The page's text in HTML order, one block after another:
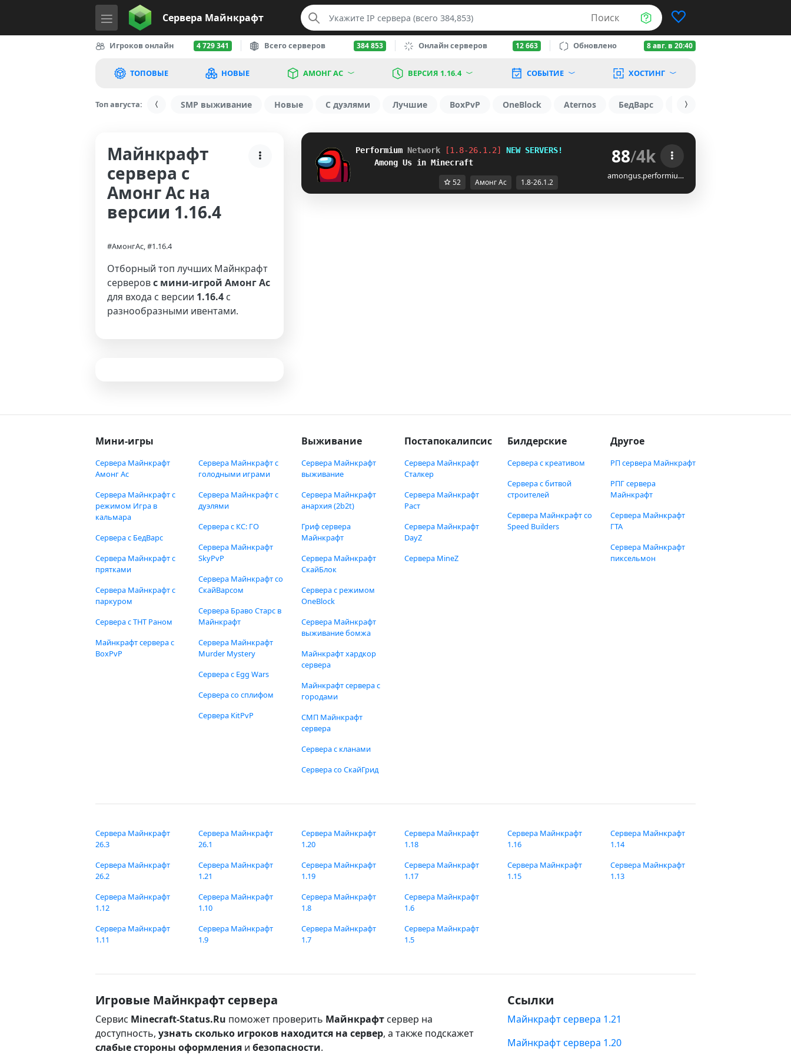
Сервера Майнкрафт Поиск
Игроков онлайн 4 729 341 Всего серверов 384 853 Онлайн серверов 12 663 Обновлено 8 авг. в 20:40
ТОПОВЫЕ НОВЫЕ АМОНГ АС ВЕРСИЯ 1.16.4 СОБЫТИЕ ХОСТИНГ
Топ августа: SMP выживание Новые С дуэлями Лучшие BoxPvP OneBlock Aternos БедВарс 1.19.3
Майнкрафт
сервера с
Амонг Ас на
версии 1.16.4
#АмонгАс, #1.16.4
Отборный топ лучших Майнкрафт
серверовс мини-игрой Амонг Ас
для входа с версии 1.16.4 с
разнообразными ивентами.
Performium Network [1.8-26.1.2] NEW SERVERS!
Among Us in Minecraft
88/4k
amongus.performiu…
52 Амонг Ас 1.8-26.1.2
Мини-игры
Сервера Майнкрафт
Амонг Ас
Сервера Майнкрафт с
режимом Игра в
кальмара
Сервера с БедВарс
Сервера Майнкрафт с
прятками
Сервера Майнкрафт с
паркуром
Сервера с ТНТ Раном
Майнкрафт сервера с
BoxPvP
Сервера Майнкрафт с
голодными играми
Сервера Майнкрафт с
дуэлями
Сервера с КС: ГО
Сервера Майнкрафт
SkyPvP
Сервера Майнкрафт со
СкайВарсом
Сервера Браво Старс в
Майнкрафт
Сервера Майнкрафт
Murder Mystery
Сервера с Egg Wars
Сервера со сплифом
Сервера KitPvP
Выживание
Сервера Майнкрафт
выживание
Сервера Майнкрафт
анархия (2b2t)
Гриф сервера
Майнкрафт
Сервера Майнкрафт
СкайБлок
Сервера с режимом
OneBlock
Сервера Майнкрафт
выживание бомжа
Майнкрафт хардкор
сервера
Майнкрафт сервера с
городами
СМП Майнкрафт
сервера
Сервера с кланами
Сервера со СкайГрид
Постапокалипсис
Сервера Майнкрафт
Сталкер
Сервера Майнкрафт
Раст
Сервера Майнкрафт
DayZ
Сервера MineZ
Билдерские
Сервера с креативом
Сервера с битвой
строителей
Сервера Майнкрафт со
Speed Builders
Другое
РП сервера Майнкрафт
РПГ сервера
Майнкрафт
Сервера Майнкрафт
ГТА
Сервера Майнкрафт
пиксельмон
Сервера Майнкрафт
26.3
Сервера Майнкрафт
26.2
Сервера Майнкрафт
26.1
Сервера Майнкрафт
1.21
Сервера Майнкрафт
1.20
Сервера Майнкрафт
1.19
Сервера Майнкрафт
1.18
Сервера Майнкрафт
1.17
Сервера Майнкрафт
1.16
Сервера Майнкрафт
1.15
Сервера Майнкрафт
1.14
Сервера Майнкрафт
1.13
Сервера Майнкрафт
1.12
Сервера Майнкрафт
1.11
Сервера Майнкрафт
1.10
Сервера Майнкрафт
1.9
Сервера Майнкрафт
1.8
Сервера Майнкрафт
1.7
Сервера Майнкрафт
1.6
Сервера Майнкрафт
1.5
Игровые Майнкрафт сервера
Сервис Minecraft-Status.Ru поможет проверить Майнкрафт сервер на
доступность, узнать сколько игроков находится на сервер, а также подскажет
слабые стороны оформления и безопасности.
Ссылки
Майнкрафт сервера 1.21
Майнкрафт сервера 1.20